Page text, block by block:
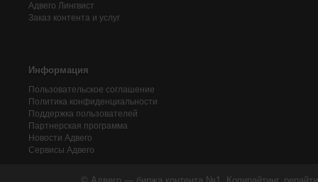
Адвего Лингвист
Заказ контента и услуг
Информация
Пользовательское соглашение
Политика конфиденциальности
Поддержка пользователей
Партнерская программа
Новости Адвего
Сервисы Адвего